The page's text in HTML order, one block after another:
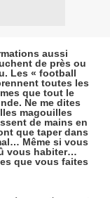
aussi
de près ou
Les « football
toutes les
que tout le
Ne me dites
magouilles
de mains en
que taper dans
Même si vous
vous habiter…
que vous faites